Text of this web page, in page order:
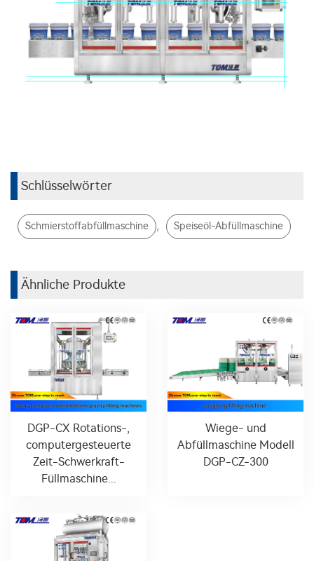
Schlüsselwörter
Schmierstoffabfüllmaschine , Speiseöl-Abfüllmaschine
Ähnliche Produkte
DGP-CX Rotations-,
computergesteuerte
Zeit-Schwerkraft-
Füllmaschine...
Wiege- und
Abfüllmaschine Modell
DGP-CZ-300